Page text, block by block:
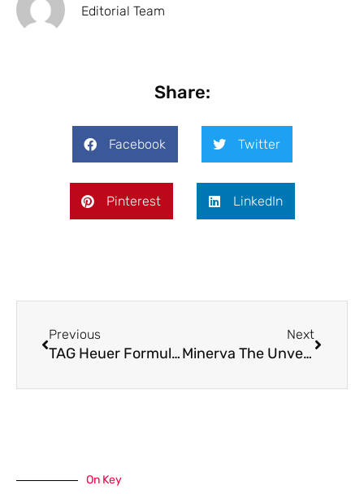
Editorial Team
Share:
Facebook Twitter
Pinterest LinkedIn
Previous
TAG Heuer Formula 1 Solograph: Racing in Pastels
Next
Minerva The Unveiled Secret Limited Editions 18 and 58
On Key